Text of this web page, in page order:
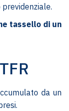
tassello di un
da un